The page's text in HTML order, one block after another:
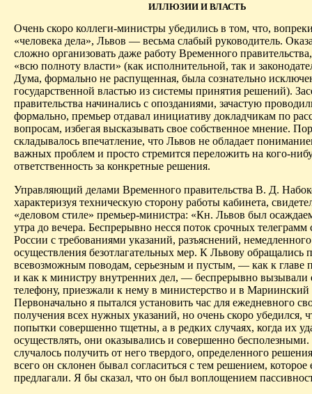
ИЛЛЮЗИИ И ВЛАСТЬ
Очень скоро коллеги-министры убедились в том, что,
«человека дела», Львов — весьма слабый руководитель.
сложно организовать даже работу Временного
«всю полноту власти» (как исполнительной, так и
Дума, формально не распущенная, была сознательно
государственной властью из системы принятия решений).
правительства начинались с опозданиями, зачастую
формально, премьер отдавал инициативу докладчикам по
вопросам, избегая высказывать свое собственное мнение.
складывалось впечатление, что Львов не обладает
важных проблем и просто стремится переложить на кого-
ответственность за конкретные решения.
Управляющий делами Временного правительства В. Д.
характеризуя техническую сторону работы кабинета,
«деловом стиле» премьер-министра: «Кн. Львов был
утра до вечера. Беспрерывно несся поток срочных телеграмм
России с требованиями указаний, разъяснений, немедленного
осуществления безотлагательных мер. К Львову обращались
всевозможным поводам, серьезным и пустым, — как к главе
и как к министру внутренних дел, — беспрерывно вызывали
телефону, приезжали к нему в министерство и в Мариинский
Первоначально я пытался установить час для ежедневного
получения всех нужных указаний, но очень скоро убедился,
попытки совершенно тщетны, а в редких случаях, когда их
осуществлять, они оказывались и совершенно
случалось получить от него твердого, определенного
всего он склонен бывал согласиться с тем решением, которое
предлагали. Я бы сказал, что он был воплощением